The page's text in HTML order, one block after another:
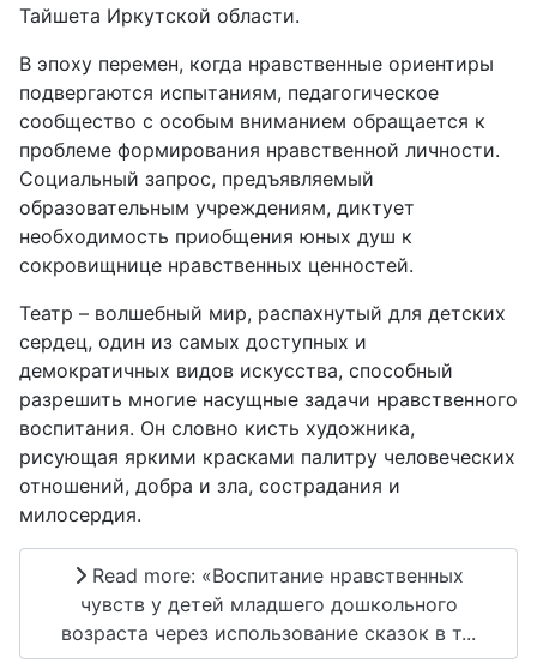
Тайшета Иркутской области.
В эпоху перемен, когда нравственные ориентиры
подвергаются испытаниям, педагогическое
сообщество с особым вниманием обращается к
проблеме формирования нравственной личности.
Социальный запрос, предъявляемый
образовательным учреждениям, диктует
необходимость приобщения юных душ к
сокровищнице нравственных ценностей.
Театр – волшебный мир, распахнутый для детских
сердец, один из самых доступных и
демократичных видов искусства, способный
разрешить многие насущные задачи нравственного
воспитания. Он словно кисть художника,
рисующая яркими красками палитру человеческих
отношений, добра и зла, сострадания и
милосердия.
Read more: «Воспитание нравственных
чувств у детей младшего дошкольного
возраста через использование сказок в т...